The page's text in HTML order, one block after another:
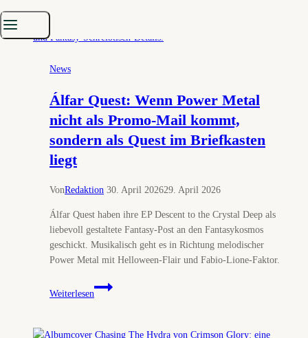
News
Álfar Quest: Wenn Power Metal
nicht als Promo-Mail kommt,
sondern als Quest im Briefkasten
liegt
VonRedaktion 30. April 202629. April 2026
Álfar Quest haben ihre EP Descent to the Crystal Deep als
liebevoll gestaltete Fantasy-Post an den Fantasykosmos
geschickt. Musikalisch geht es in Richtung melodischer
Power Metal mit Helloween-Flair und Fabio-Lione-Faktor.
Weiterlesen
Álfar
Quest:
Power